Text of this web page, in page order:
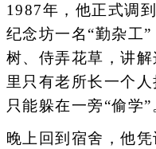
1987年，他正式调
纪念坊一名“勤杂工
树、侍弄花草，讲
里只有老所长一个
只能躲在一旁“偷学”
晚上回到宿舍，他